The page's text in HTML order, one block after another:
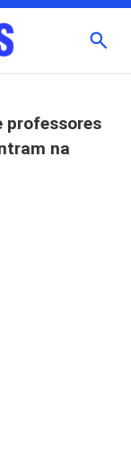
professores
na